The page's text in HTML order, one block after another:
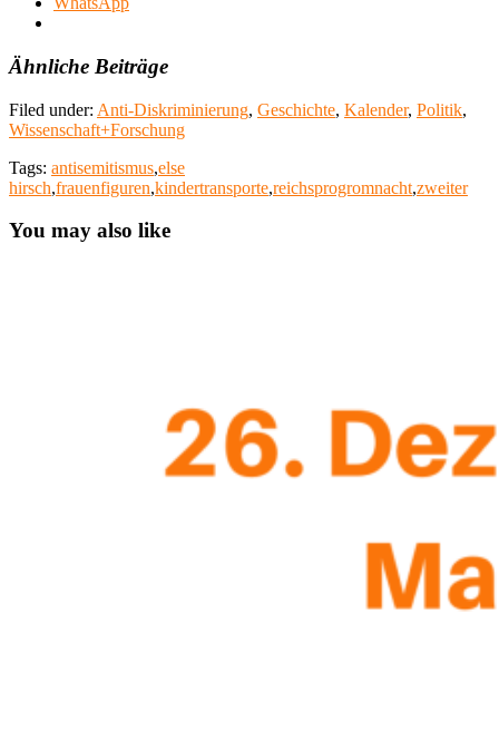
Ähnliche Beiträge
Filed under: Anti-Diskriminierung, Geschichte, Kalender, Politik,
Wissenschaft+Forschung
Tags: antisemitismus,else
hirsch,frauenfiguren,kindertransporte,reichsprogromnacht,zweiter
You may also like